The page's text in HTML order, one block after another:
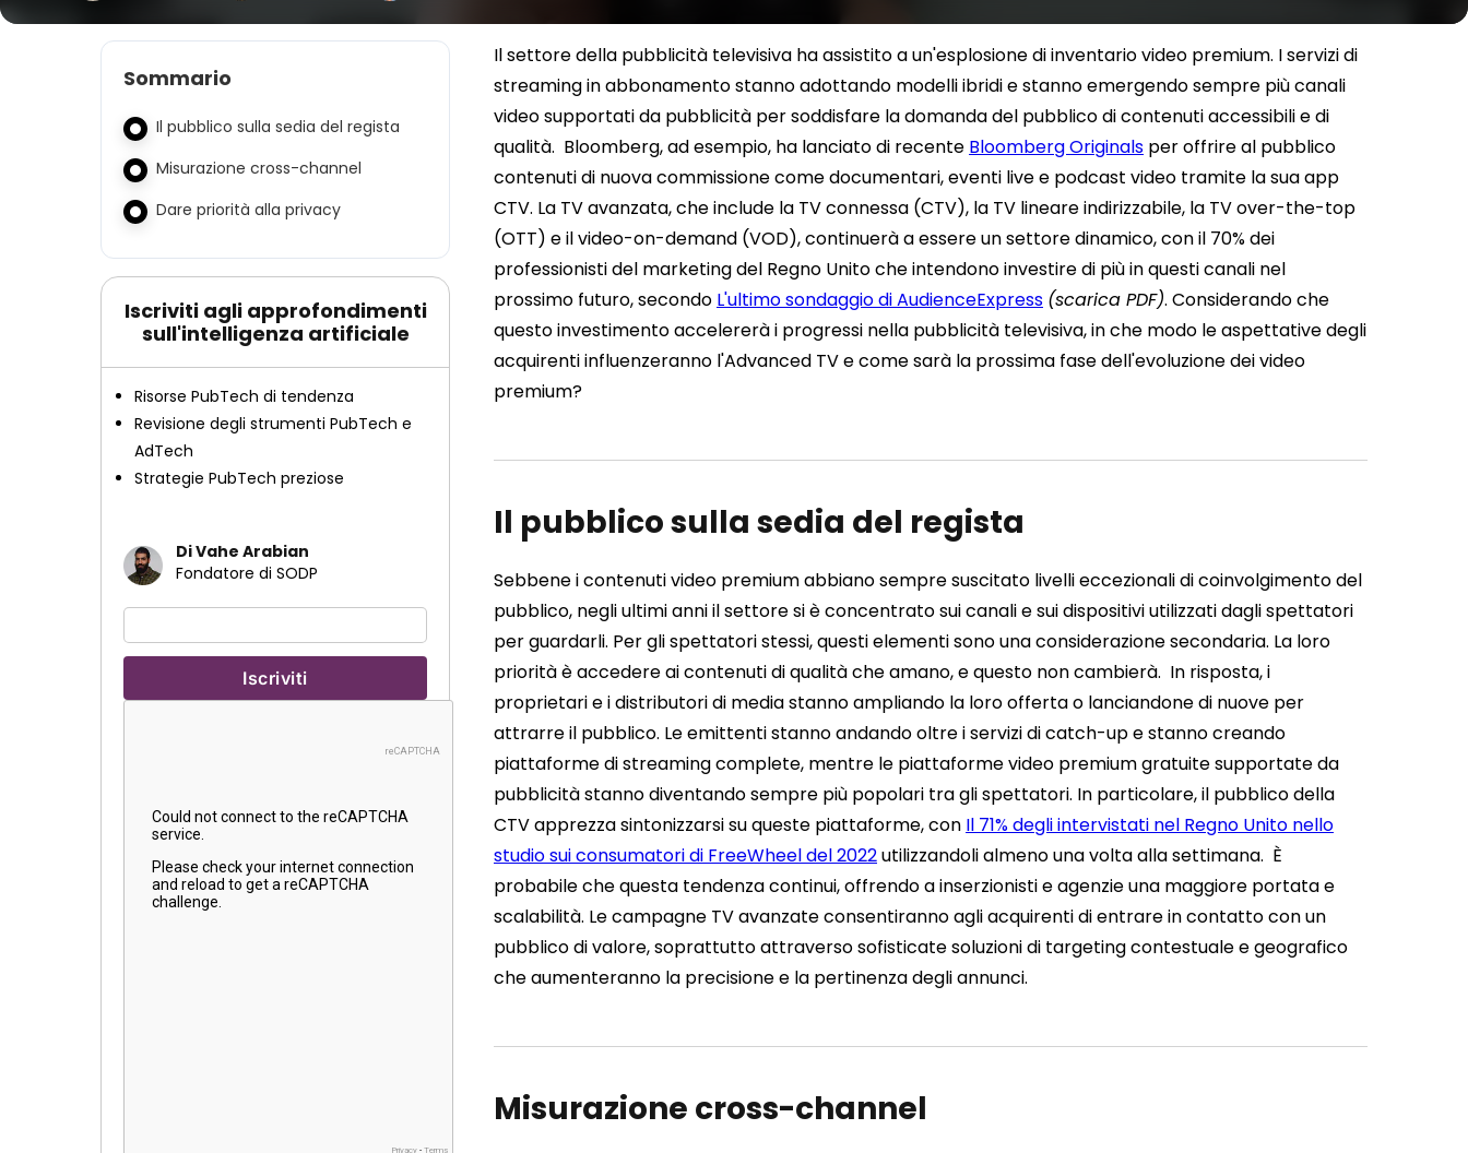
Sommario
Il pubblico sulla sedia del regista
Misurazione cross-channel
Dare priorità alla privacy
Iscriviti agli approfondimenti
sull'intelligenza artificiale
Risorse PubTech di tendenza
Revisione degli strumenti PubTech e
AdTech
Strategie PubTech preziose
Di Vahe Arabian
Fondatore di SODP
Il settore della pubblicità televisiva ha assistito a un'esplosione di inventario video premium. I servizi di
streaming in abbonamento stanno adottando modelli ibridi e stanno emergendo sempre più canali
video supportati da pubblicità per soddisfare la domanda del pubblico di contenuti accessibili e di
qualità. Bloomberg, ad esempio, ha lanciato di recente Bloomberg Originals per offrire al pubblico
contenuti di nuova commissione come documentari, eventi live e podcast video tramite la sua app
CTV. La TV avanzata, che include la TV connessa (CTV), la TV lineare indirizzabile, la TV over-the-top
(OTT) e il video-on-demand (VOD), continuerà a essere un settore dinamico, con il 70% dei
professionisti del marketing del Regno Unito che intendono investire di più in questi canali nel
prossimo futuro, secondo L'ultimo sondaggio di AudienceExpress (scarica PDF). Considerando che
questo investimento accelererà i progressi nella pubblicità televisiva, in che modo le aspettative degli
acquirenti influenzeranno l'Advanced TV e come sarà la prossima fase dell'evoluzione dei video
premium?
Il pubblico sulla sedia del regista
Sebbene i contenuti video premium abbiano sempre suscitato livelli eccezionali di coinvolgimento del
pubblico, negli ultimi anni il settore si è concentrato sui canali e sui dispositivi utilizzati dagli spettatori
per guardarli. Per gli spettatori stessi, questi elementi sono una considerazione secondaria. La loro
priorità è accedere ai contenuti di qualità che amano, e questo non cambierà. In risposta, i
proprietari e i distributori di media stanno ampliando la loro offerta o lanciandone di nuove per
attrarre il pubblico. Le emittenti stanno andando oltre i servizi di catch-up e stanno creando
piattaforme di streaming complete, mentre le piattaforme video premium gratuite supportate da
pubblicità stanno diventando sempre più popolari tra gli spettatori. In particolare, il pubblico della
CTV apprezza sintonizzarsi su queste piattaforme, con Il 71% degli intervistati nel Regno Unito nello
studio sui consumatori di FreeWheel del 2022utilizzandoli almeno una volta alla settimana. È
probabile che questa tendenza continui, offrendo a inserzionisti e agenzie una maggiore portata e
scalabilità. Le campagne TV avanzate consentiranno agli acquirenti di entrare in contatto con un
pubblico di valore, soprattutto attraverso sofisticate soluzioni di targeting contestuale e geografico
che aumenteranno la precisione e la pertinenza degli annunci.
Misurazione cross-channel